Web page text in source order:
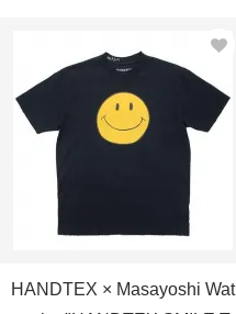
HANDTEX × Masayoshi Wat